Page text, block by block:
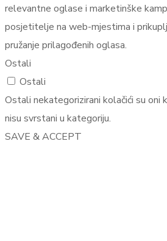
relevantne oglase i marketinške
posjetitelje na web-mjestima i
pružanje prilagođenih oglasa.
Ostali
Ostali
Ostali nekategorizirani kolačići su oni
nisu svrstani u kategoriju.
SAVE & ACCEPT